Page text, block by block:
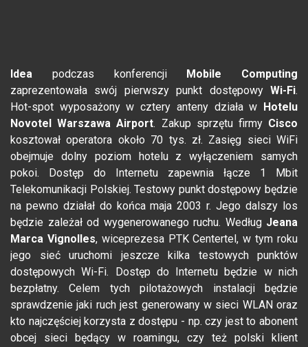
Idea podczas konferencji
Mobile Computing
zaprezentowała swój pierwszy punkt dostępowy Wi-Fi.
Hot-spot wyposażony w cztery anteny działa w
Hotelu
Novotel Warszawa Airport. Zakup sprzętu firmy Cisco
kosztował operatora około 70 tys. zł. Zasięg sieci WiFi
obejmuje dolny poziom hotelu z wyłączeniem samych
pokoi. Dostęp do Internetu zapewnia łącze 1 Mbit
Telekomunikacji Polskiej. Testowy punkt dostępowy będzie
na pewno działał do końca maja 2003 r. Jego dalszy los
będzie zależał od wygenerowanego ruchu. Według Jeana
Marca Vignolles, wiceprezesa PTK Centertel, w tym roku
jego sieć uruchomi jeszcze kilka testowych punktów
dostępowych Wi-Fi. Dostęp do Internetu będzie w nich
bezpłatny. Celem tych pilotażowych instalacji będzie
sprawdzenie jaki ruch jest generowany w sieci WLAN oraz
kto najczęściej korzysta z dostępu - np. czy jest to abonent
obcej sieci będący w roamingu, czy też polski klient